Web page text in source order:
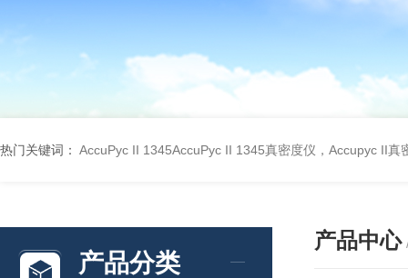
热门关键词： AccuPyc II 1345AccuPyc II 1345真密度仪，Accupyc II真
产品分类
产品中心